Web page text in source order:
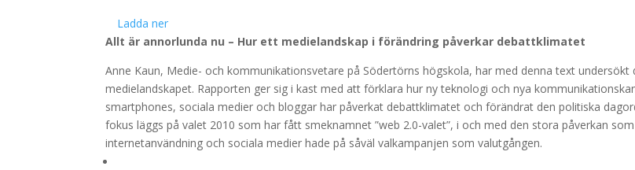
Ladda ner
Allt är annorlunda nu – Hur ett medielandskap i förändring påverkar debattklimatet
Anne Kaun, Medie- och kommunikationsvetare på Södertörns högskola, har med denna text undersökt
medielandskapet. Rapporten ger sig i kast med att förklara hur ny teknologi och nya
smartphones, sociala medier och bloggar har påverkat debattklimatet och förändrat den politiska
fokus läggs på valet 2010 som har fått smeknamnet ”web 2.0-valet”, i och med den stora påverkan som
internetanvändning och sociala medier hade på såväl valkampanjen som valutgången.